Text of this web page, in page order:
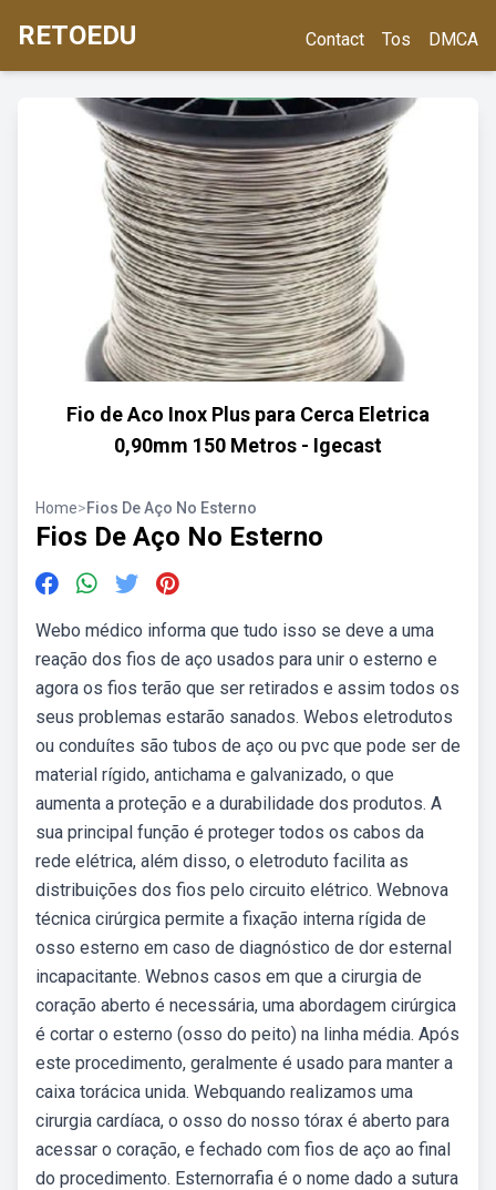
RETOEDU Contact Tos DMCA
Fio de Aco Inox Plus para Cerca Eletrica
0,90mm 150 Metros - Igecast
Home>Fios De Aço No Esterno
Fios De Aço No Esterno
Webo médico informa que tudo isso se deve a uma
reação dos fios de aço usados para unir o esterno e
agora os fios terão que ser retirados e assim todos os
seus problemas estarão sanados. Webos eletrodutos
ou conduítes são tubos de aço ou pvc que pode ser de
material rígido, antichama e galvanizado, o que
aumenta a proteção e a durabilidade dos produtos. A
sua principal função é proteger todos os cabos da
rede elétrica, além disso, o eletroduto facilita as
distribuições dos fios pelo circuito elétrico. Webnova
técnica cirúrgica permite a fixação interna rígida de
osso esterno em caso de diagnóstico de dor esternal
incapacitante. Webnos casos em que a cirurgia de
coração aberto é necessária, uma abordagem cirúrgica
é cortar o esterno (osso do peito) na linha média. Após
este procedimento, geralmente é usado para manter a
caixa torácica unida. Webquando realizamos uma
cirurgia cardíaca, o osso do nosso tórax é aberto para
acessar o coração, e fechado com fios de aço ao final
do procedimento. Esternorrafia é o nome dado a sutura